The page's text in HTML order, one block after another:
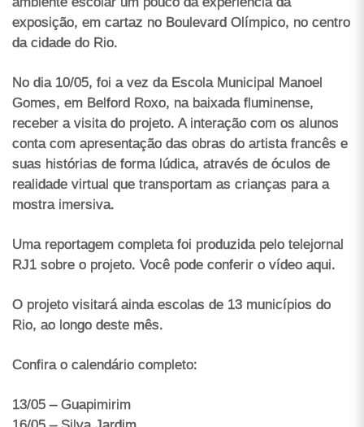
exposição, em cartaz no Boulevard Olímpico, no centro
da cidade do Rio.
No dia 10/05, foi a vez da Escola Municipal Manoel
Gomes, em Belford Roxo, na baixada fluminense,
receber a visita do projeto. A interação com os alunos
conta com apresentação das obras do artista francês e
suas histórias de forma lúdica, através de óculos de
realidade virtual que transportam as crianças para a
mostra imersiva.
Uma reportagem completa foi produzida pelo telejornal
RJ1 sobre o projeto. Você pode conferir o vídeo aqui.
O projeto visitará ainda escolas de 13 municípios do
Rio, ao longo deste mês.
Confira o calendário completo:
13/05 – Guapimirim